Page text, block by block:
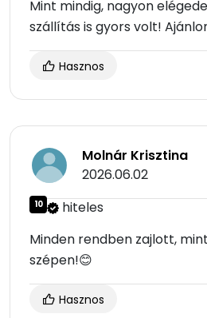
Mint mindig, nagyon
szállítás is gyors volt!
Hasznos
Molnár Krisztina
2026.06.02
10
hiteles
Minden rendben zajlott,
szépen!😊
Hasznos